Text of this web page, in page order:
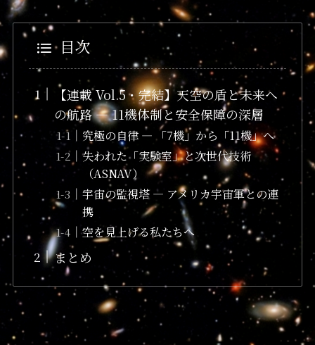
目次
【連載 Vol.5・完結】天空の盾と未来へ
の航路 — 11機体制と安全保障の深層
究極の自律 — 「7機」から「11機」へ
失われた「実験室」と次世代技術
（ASNAV）
宇宙の監視塔 — アメリカ宇宙軍との連
携
空を見上げる私たちへ
まとめ